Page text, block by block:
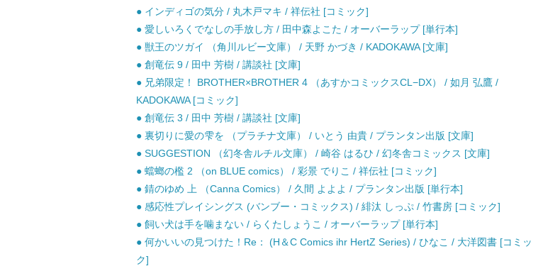
● インディゴの気分 / 丸木戸マキ / 祥伝社 [コミック]
● 愛しいろくでなしの手放し方 / 田中森よこた / オーバーラップ [単行本]
● 獣王のツガイ （角川ルビー文庫） / 天野 かづき / KADOKAWA [文庫]
● 創竜伝 9 / 田中 芳樹 / 講談社 [文庫]
● 兄弟限定！ BROTHER×BROTHER 4 （あすかコミックスCL−DX） / 如月 弘鷹 /
KADOKAWA [コミック]
● 創竜伝 3 / 田中 芳樹 / 講談社 [文庫]
● 裏切りに愛の雫を （プラチナ文庫） / いとう 由貴 / プランタン出版 [文庫]
● SUGGESTION （幻冬舎ルチル文庫） / 崎谷 はるひ / 幻冬舎コミックス [文庫]
● 蟷螂の檻 2 （on BLUE comics） / 彩景 でりこ / 祥伝社 [コミック]
● 錆のゆめ 上 （Canna Comics） / 久間 よよよ / プランタン出版 [単行本]
● 感応性プレイシングス (バンブー・コミックス) / 緋汰 しっぷ / 竹書房 [コミック]
● 飼い犬は手を噛まない / らくたしょうこ / オーバーラップ [単行本]
● 何かいいの見つけた！Re： (H＆C Comics ihr HertZ Series) / ひなこ / 大洋図書 [コミッ
ク]